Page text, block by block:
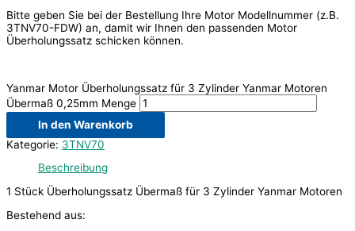
Bitte geben Sie bei der Bestellung Ihre Motor Modellnummer (z.B.
3TNV70-FDW) an, damit wir Ihnen den passenden Motor
Überholungssatz schicken können.
Yanmar Motor Überholungssatz für 3 Zylinder Yanmar Motoren
Übermaß 0,25mm Menge
In den Warenkorb
Kategorie: 3TNV70
Beschreibung
1 Stück Überholungssatz Übermaß für 3 Zylinder Yanmar Motoren
Bestehend aus: